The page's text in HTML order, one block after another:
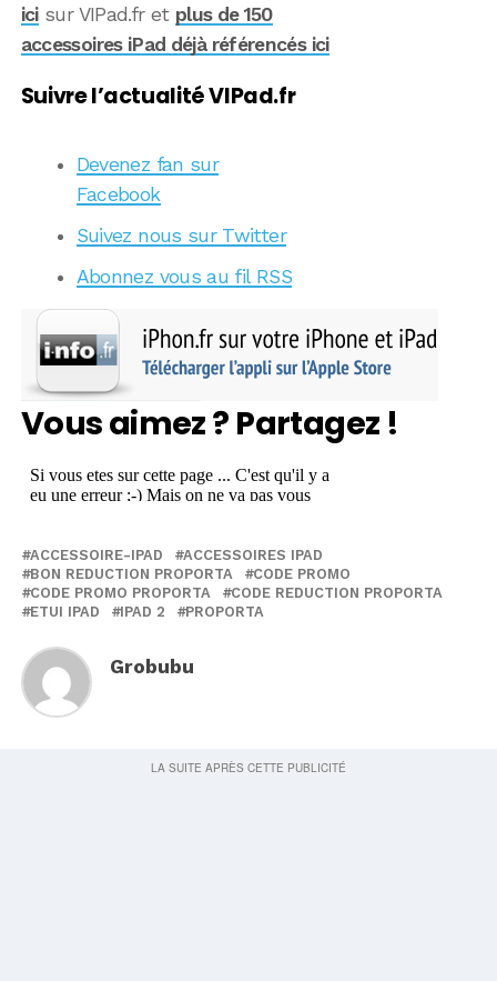
icisur VIPad.fr et plus de 150
accessoires iPad déjà référencés ici
Suivre l’actualité VIPad.fr
Devenez fan sur
Facebook
Suivez nous sur Twitter
Abonnez vous au fil RSS
Vous aimez ? Partagez !
ACCESSOIRE-IPAD
ACCESSOIRES IPAD
BON REDUCTION PROPORTA
CODE PROMO
CODE PROMO PROPORTA
CODE REDUCTION PROPORTA
ETUI IPAD
IPAD 2 PROPORTA
Grobubu